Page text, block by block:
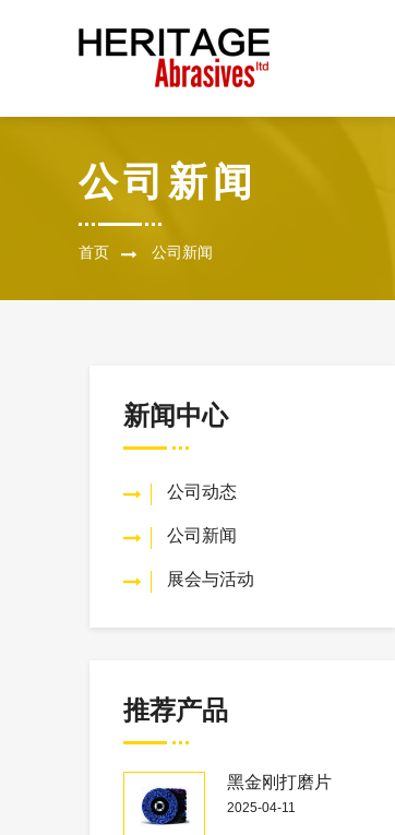
公司新闻
首页 公司新闻
新闻中心
公司动态
公司新闻
展会与活动
推荐产品
黑金刚打磨片
2025-04-11